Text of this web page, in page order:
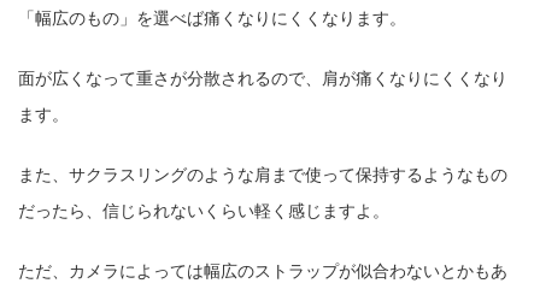
「幅広のもの」を選べば痛くなりにくくなります。
面が広くなって重さが分散されるので、肩が痛くなりにくくなり
ます。
また、サクラスリングのような肩まで使って保持するようなもの
だったら、信じられないくらい軽く感じますよ。
ただ、カメラによっては幅広のストラップが似合わないとかもあ